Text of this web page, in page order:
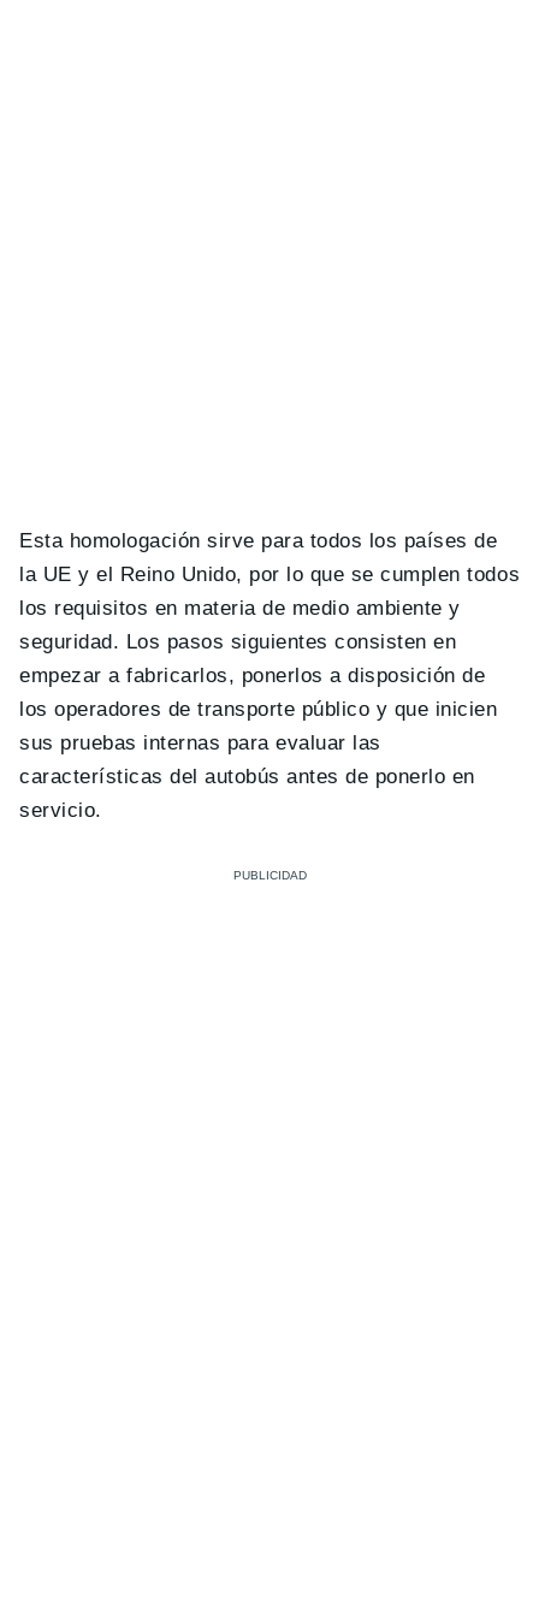
Esta homologación sirve para todos los países de
la UE y el Reino Unido, por lo que se cumplen todos
los requisitos en materia de medio ambiente y
seguridad. Los pasos siguientes consisten en
empezar a fabricarlos, ponerlos a disposición de
los operadores de transporte público y que inicien
sus pruebas internas para evaluar las
características del autobús antes de ponerlo en
servicio.